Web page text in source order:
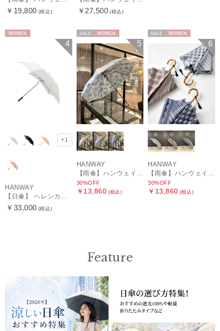
￥19,800 (税込) ￥27,500 (税込)
4
+1
HANWAY
【日傘】 ヘレンカミンスキー（HELEN KAMINSKI） X ハンウェイ (HANWAY) コラボ プロヴァンスタイプ 麻無地 ラフィアコード 折りたたみ傘 曲がり手元 純パラソル
￥33,000 (税込)
5
HANWAY
30%OFF
￥13,860 (税込)
6
HANWAY
30%OFF
￥13,860 (税込)
Feature